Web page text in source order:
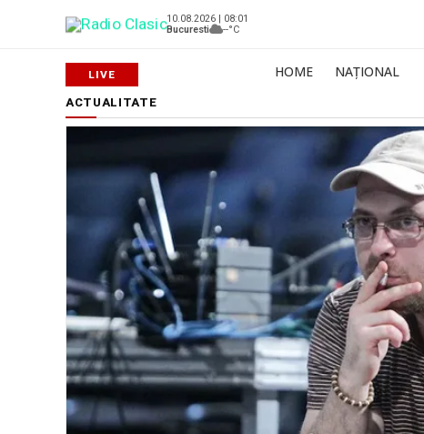
10.08.2026 | 08:01
Bucuresti
--°C
HOME NAȚIONAL
ACTUALITATE